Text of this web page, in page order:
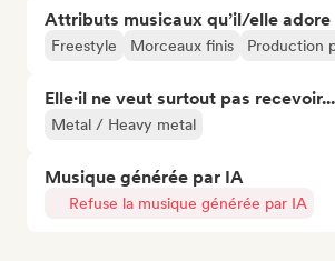
Attributs musicaux qu’il/elle adore
Freestyle Morceaux finis Production
Elle·il ne veut surtout pas recevoir...
Metal / Heavy metal
Musique générée par IA
Refuse la musique générée par IA